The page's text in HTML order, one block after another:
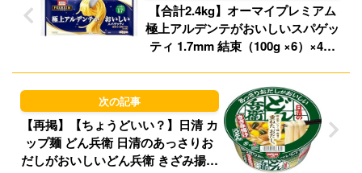
n
【合計2.4kg】オーマイプレミアム
極上アルデンテがおいしいスパゲッ
ティ 1.7mm 結束（100g ×6）×4個
【再掲】【ちょうどいい？】日清 カ
ップ麺 どん兵衛 日清のあっさりお
だしがおいしいどん兵衛 きざみ揚げ